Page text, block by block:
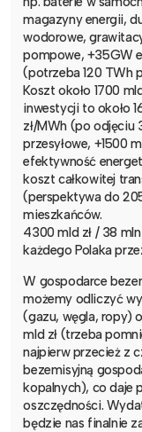
magazyny energii,
wodorowe,
pompowe, +35GW
(potrzeba 120 TWh
Koszt około 1700
inwestycji to około
zł/MWh (po odjęciu
przesyłowe, +1500
efektywność
koszt całkowitej
(perspektywa do
mieszkańców.
4300 mld zł / 38
każdego Polaka
W gospodarce
możemy odliczyć
(gazu, węgla, ropy)
mld zł (trzeba
najpierw przecież z
bezemisyjną
kopalnych), co daje
oszczędności.
będzie nas finalnie